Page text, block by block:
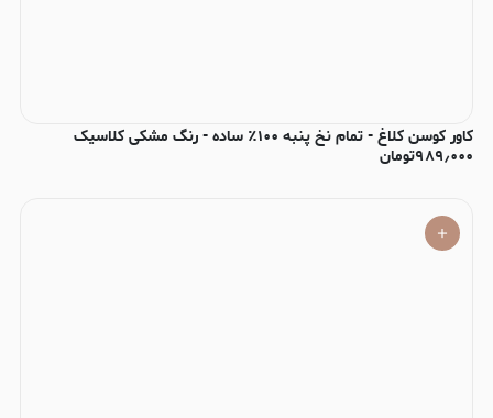
کاور کوسن کلاغ - تمام نخ پنبه ۱۰۰٪ ساده - رنگ مشکی کلاسیک
۹۸۹٫۰۰۰تومان